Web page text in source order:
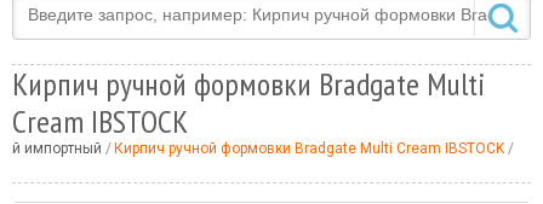
Кирпич ручной формовки Bradgate Multi
Cream IBSTOCK
импортный Кирпич ручной формовки Bradgate Multi Cream IBSTOCK